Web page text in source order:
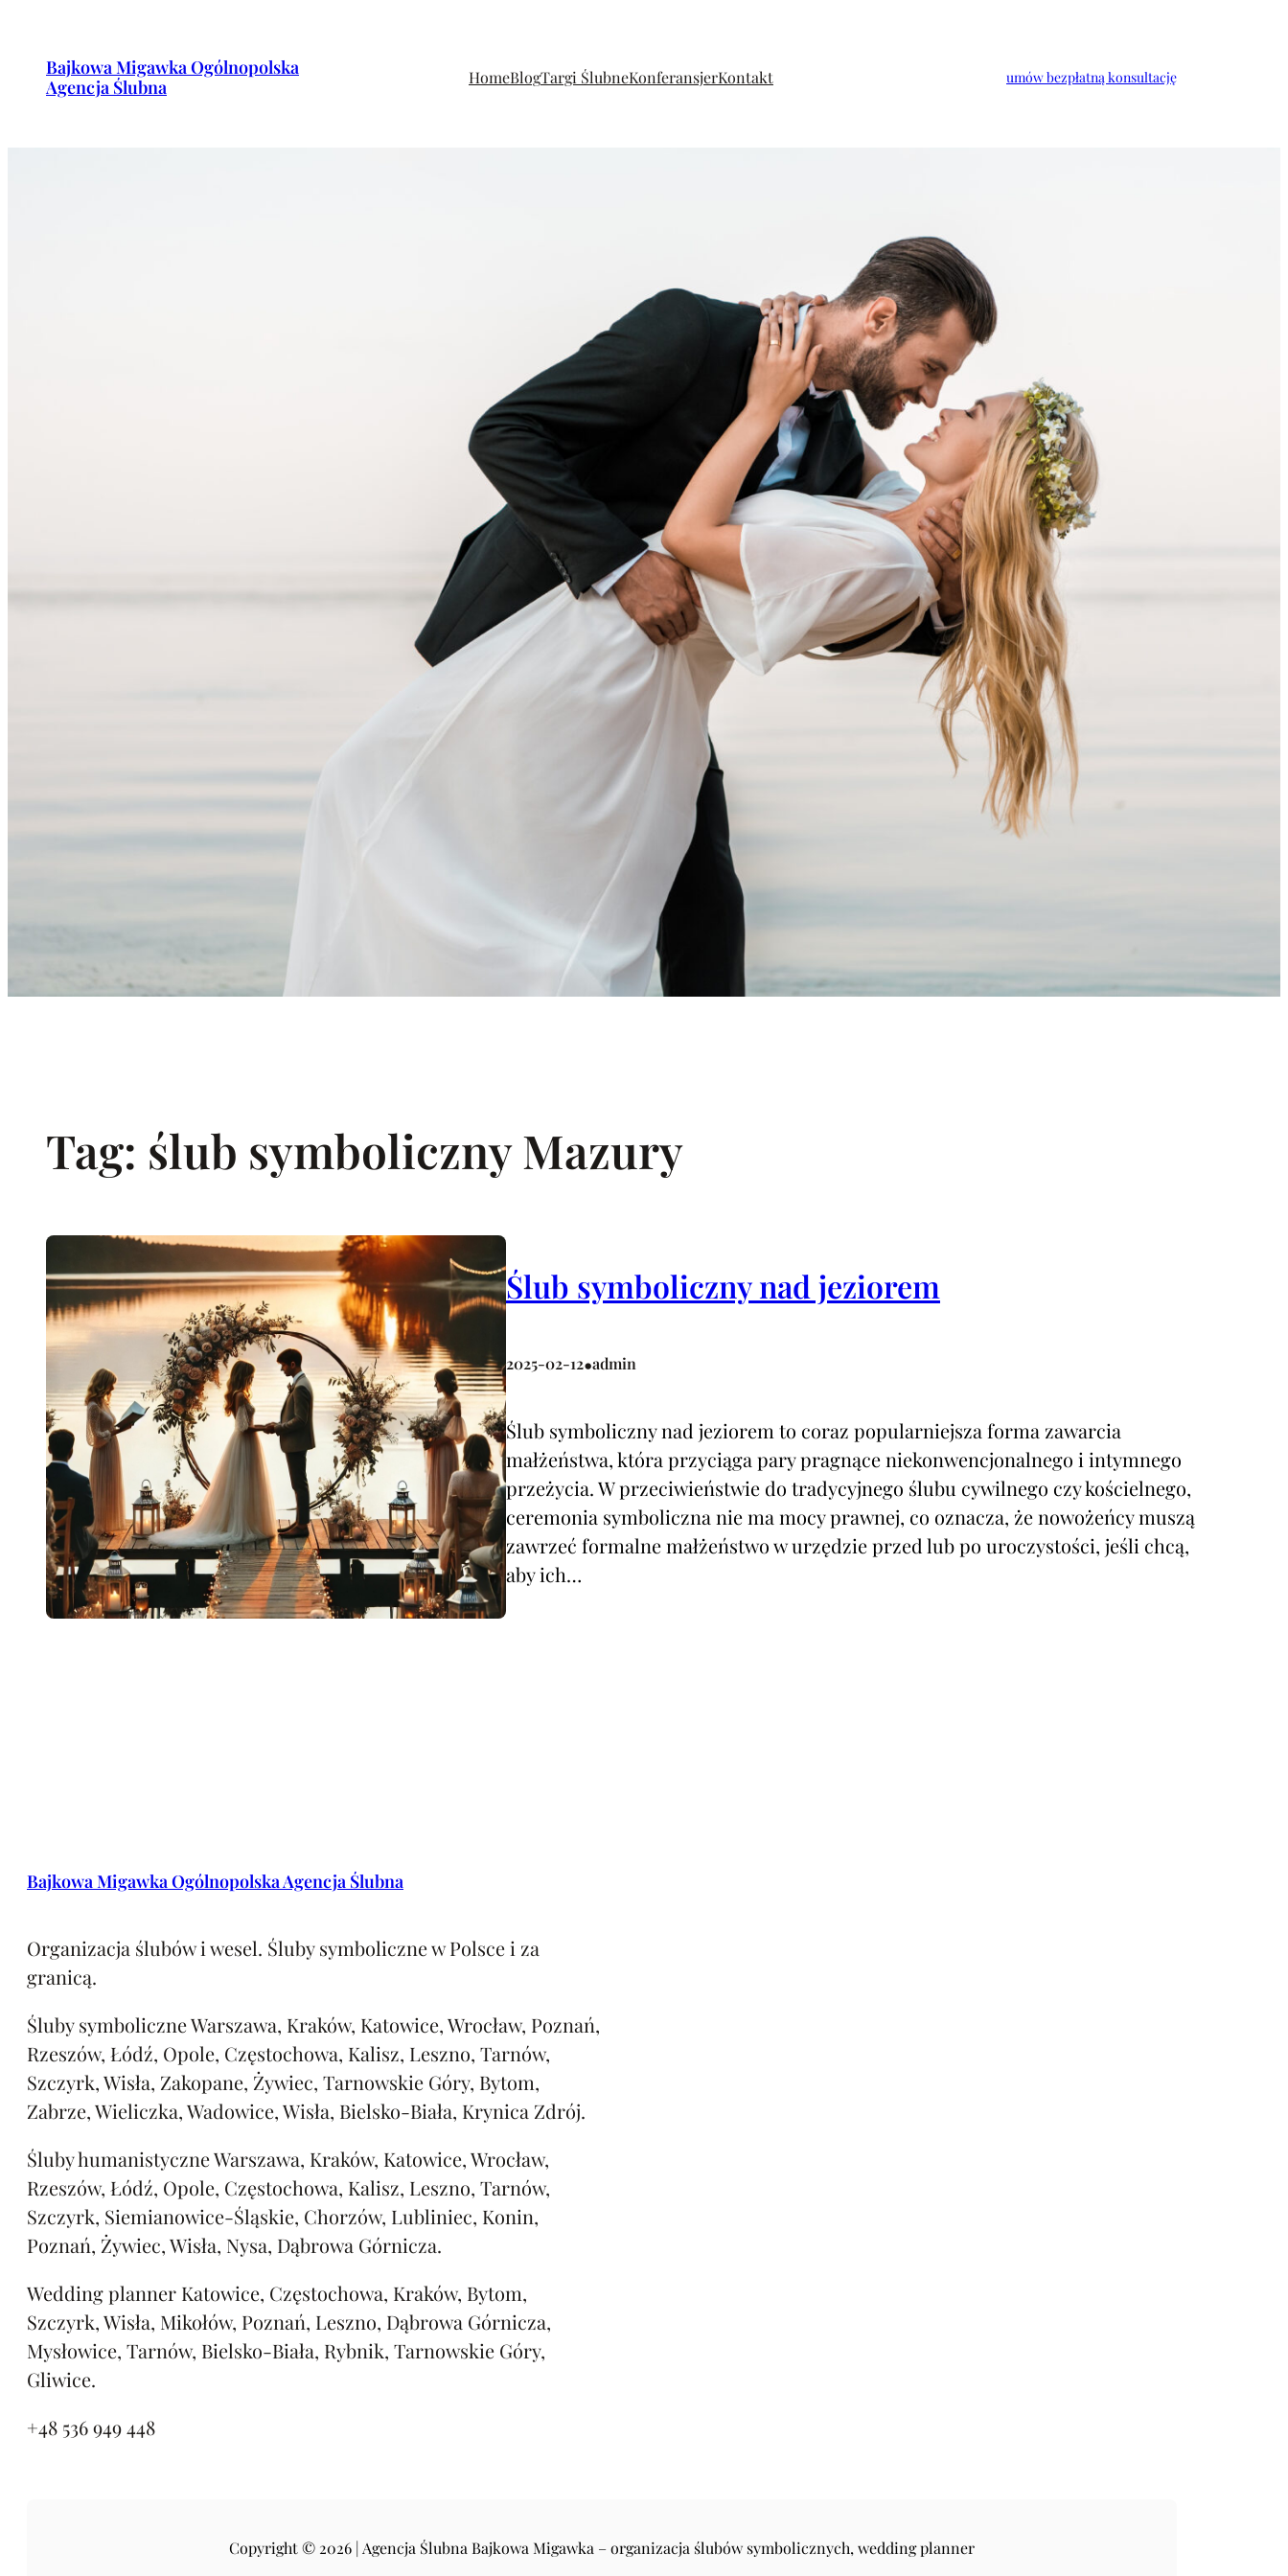
treściBajkowa Migawka Ogólnopolska
Agencja Ślubna
HomeBlogTargi ŚlubneKonferansjerKontakt umów bezpłatną konsultację
Tag: ślub symboliczny Mazury
Ślub symboliczny nad jeziorem
2025-02-12•admin
Ślub symboliczny nad jeziorem to coraz popularniejsza forma zawarcia
małżeństwa, która przyciąga pary pragnące niekonwencjonalnego i intymnego
przeżycia. W przeciwieństwie do tradycyjnego ślubu cywilnego czy kościelnego,
ceremonia symboliczna nie ma mocy prawnej, co oznacza, że nowożeńcy muszą
zawrzeć formalne małżeństwo w urzędzie przed lub po uroczystości, jeśli chcą,
aby ich…
Bajkowa Migawka Ogólnopolska Agencja Ślubna
Organizacja ślubów i wesel. Śluby symboliczne w Polsce i za
granicą.
Śluby symboliczne Warszawa, Kraków, Katowice, Wrocław, Poznań,
Rzeszów, Łódź, Opole, Częstochowa, Kalisz, Leszno, Tarnów,
Szczyrk, Wisła, Zakopane, Żywiec, Tarnowskie Góry, Bytom,
Zabrze, Wieliczka, Wadowice, Wisła, Bielsko-Biała, Krynica Zdrój.
Śluby humanistyczne Warszawa, Kraków, Katowice, Wrocław,
Rzeszów, Łódź, Opole, Częstochowa, Kalisz, Leszno, Tarnów,
Szczyrk, Siemianowice-Śląskie, Chorzów, Lubliniec, Konin,
Poznań, Żywiec, Wisła, Nysa, Dąbrowa Górnicza.
Wedding planner Katowice, Częstochowa, Kraków, Bytom,
Szczyrk, Wisła, Mikołów, Poznań, Leszno, Dąbrowa Górnicza,
Mysłowice, Tarnów, Bielsko-Biała, Rybnik, Tarnowskie Góry,
Gliwice.
+48 536 949 448
Copyright © 2026 | Agencja Ślubna Bajkowa Migawka – organizacja ślubów symbolicznych, wedding planner